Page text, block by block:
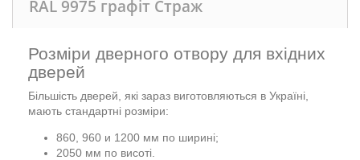
RAL 9975 графіт Страж
Розміри дверного отвору для вхідних
дверей
Більшість дверей, які зараз виготовляються в Україні,
мають стандартні розміри:
860, 960 и 1200 мм по ширині;
2050 мм по висоті.